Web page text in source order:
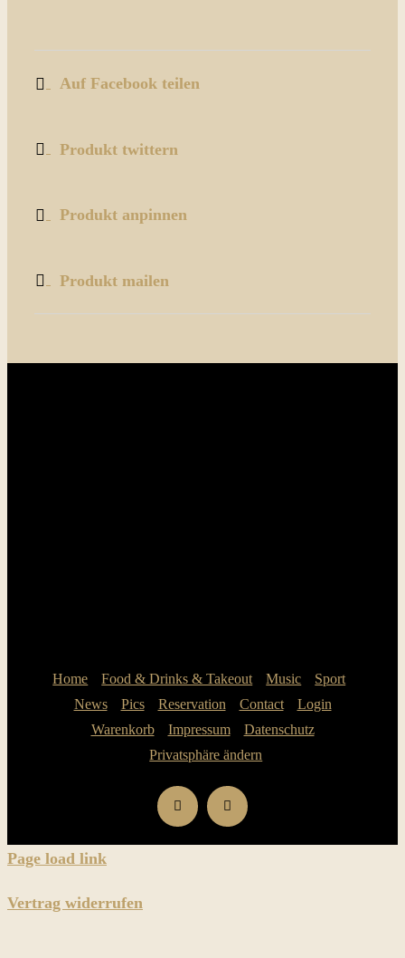
Auf Facebook teilen
Produkt twittern
Produkt anpinnen
Produkt mailen
Home Food & Drinks & Takeout Music
Sport
News
Pics Reservation Contact
Login
Warenkorb
Impressum
Datenschutz
Privatsphäre ändern
Page load link
Vertrag widerrufen